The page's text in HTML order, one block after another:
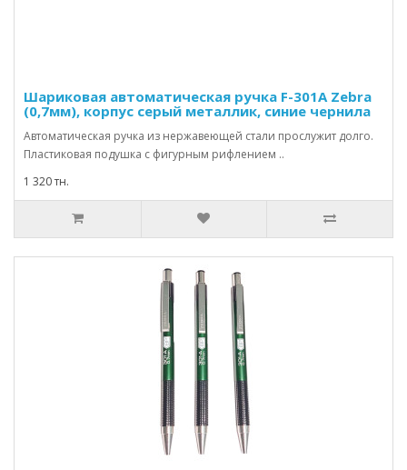
Шариковая автоматическая ручка F-301А Zebra
(0,7мм), корпус серый металлик, синие чернила
Автоматическая ручка из нержавеющей стали прослужит долго.
Пластиковая подушка с фигурным рифлением ..
1 320 тн.